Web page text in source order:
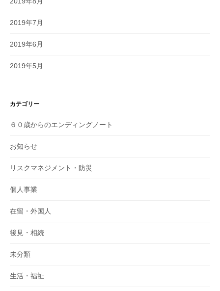
2019年7月
2019年6月
2019年5月
カテゴリー
６０歳からのエンディングノート
お知らせ
リスクマネジメント・防災
個人事業
在留・外国人
後見・相続
未分類
生活・福祉